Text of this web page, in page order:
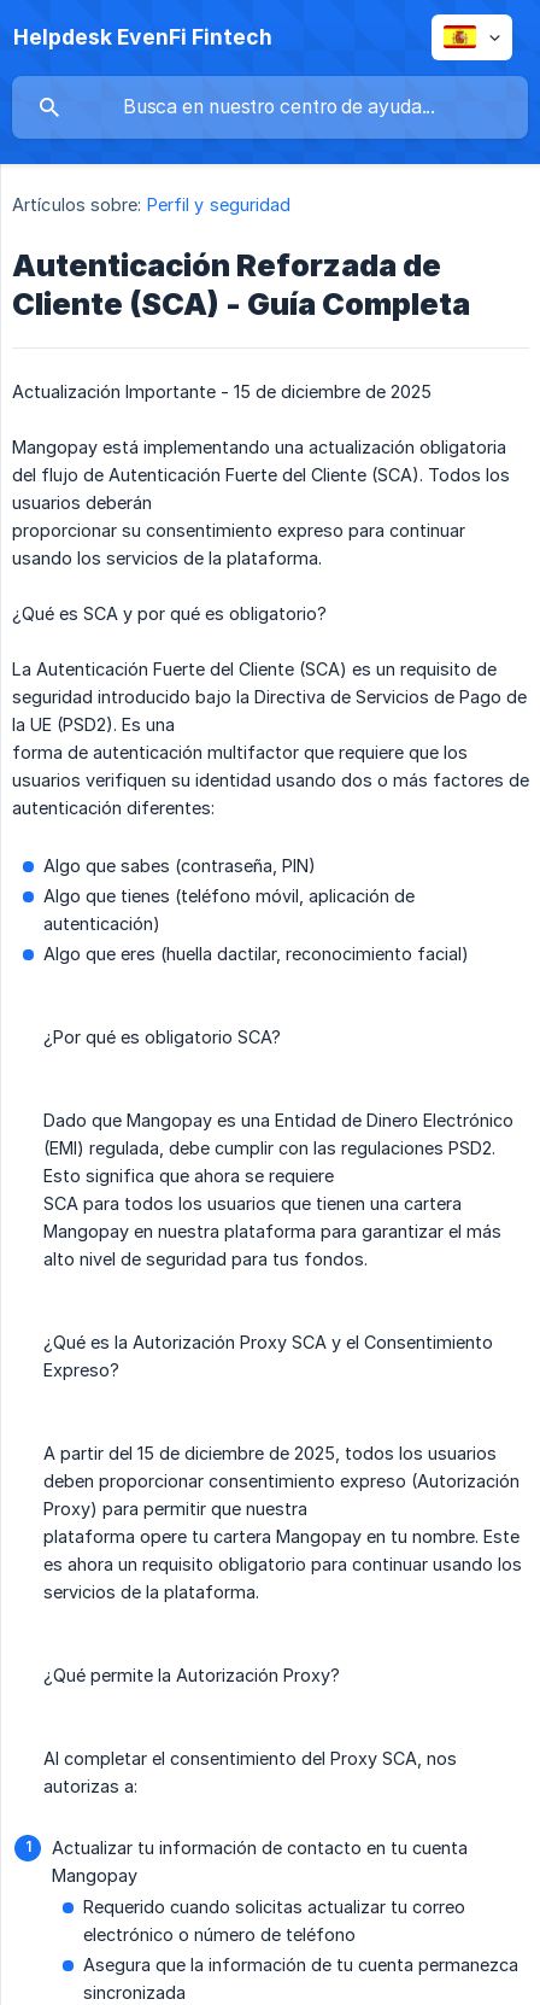
Helpdesk EvenFi Fintech
Artículos sobre: Perfil y seguridad
Autenticación Reforzada de
Cliente (SCA) - Guía Completa
Actualización Importante - 15 de diciembre de 2025
Mangopay está implementando una actualización obligatoria
del flujo de Autenticación Fuerte del Cliente (SCA). Todos los
usuarios deberán
proporcionar su consentimiento expreso para continuar
usando los servicios de la plataforma.
¿Qué es SCA y por qué es obligatorio?
La Autenticación Fuerte del Cliente (SCA) es un requisito de
seguridad introducido bajo la Directiva de Servicios de Pago de
la UE (PSD2). Es una
forma de autenticación multifactor que requiere que los
usuarios verifiquen su identidad usando dos o más factores de
autenticación diferentes:
Algo que sabes (contraseña, PIN)
Algo que tienes (teléfono móvil, aplicación de
autenticación)
Algo que eres (huella dactilar, reconocimiento facial)
¿Por qué es obligatorio SCA?
Dado que Mangopay es una Entidad de Dinero Electrónico
(EMI) regulada, debe cumplir con las regulaciones PSD2.
Esto significa que ahora se requiere
SCA para todos los usuarios que tienen una cartera
Mangopay en nuestra plataforma para garantizar el más
alto nivel de seguridad para tus fondos.
¿Qué es la Autorización Proxy SCA y el Consentimiento
Expreso?
A partir del 15 de diciembre de 2025, todos los usuarios
deben proporcionar consentimiento expreso (Autorización
Proxy) para permitir que nuestra
plataforma opere tu cartera Mangopay en tu nombre. Este
es ahora un requisito obligatorio para continuar usando los
servicios de la plataforma.
¿Qué permite la Autorización Proxy?
Al completar el consentimiento del Proxy SCA, nos
autorizas a:
Actualizar tu información de contacto en tu cuenta
Mangopay
Requerido cuando solicitas actualizar tu correo
electrónico o número de teléfono
Asegura que la información de tu cuenta permanezca
sincronizada